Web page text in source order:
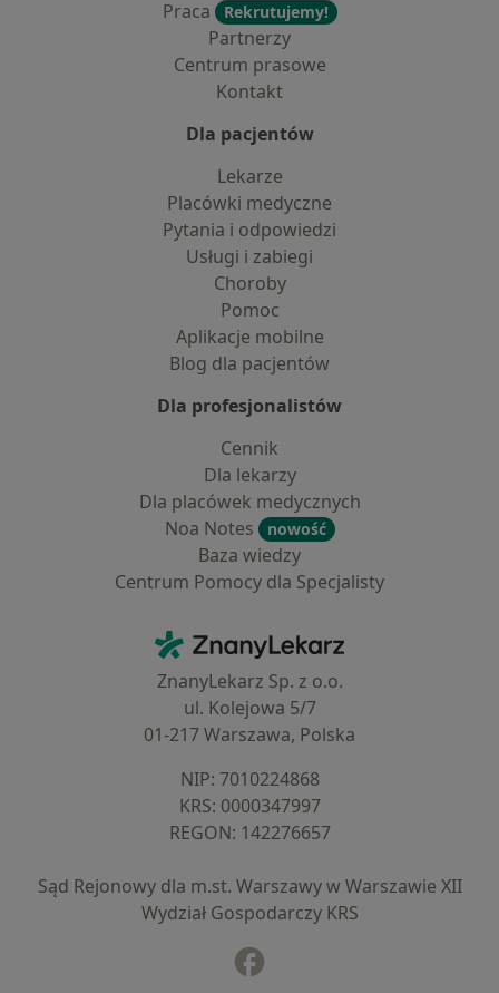
Praca
Rekrutujemy!
Partnerzy
Centrum prasowe
Kontakt
Dla pacjentów
Lekarze
Placówki medyczne
Pytania i odpowiedzi
Usługi i zabiegi
Choroby
Pomoc
Aplikacje mobilne
Blog dla pacjentów
Dla profesjonalistów
Cennik
Dla lekarzy
Dla placówek medycznych
Noa Notes
nowość
Baza wiedzy
Centrum Pomocy dla Specjalisty
ZnanyLekarz - Strona główna
ZnanyLekarz Sp. z o.o.
ul. Kolejowa 5/7
01-217 Warszawa, Polska
NIP: ⁠7010224868
KRS: ⁠0000347997
REGON: ⁠142276657
Sąd Rejonowy dla m.st. Warszawy w Warszawie XII
Wydział Gospodarczy KRS